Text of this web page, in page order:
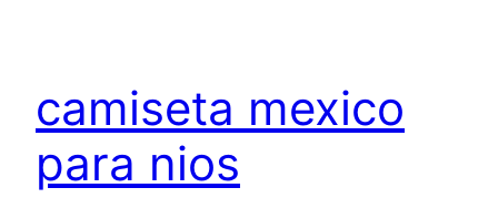
camiseta mexico
para nios